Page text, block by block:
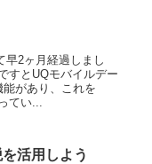
早2ヶ月経過しまし
すとUQモバイルデー
があり、これを
てい...
活用しよう